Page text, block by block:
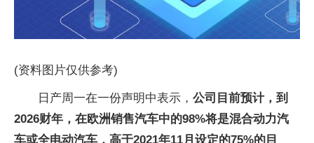
(资料图片仅供参考)
日产周一在一份声明中表示， 公司目前预计，到
2026财年，在欧洲销售汽车中的98%将是混合动力汽
车或全电动汽车，高于2021年11月设定的75%的目